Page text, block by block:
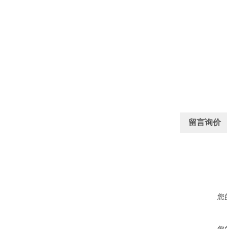
留言询价
您